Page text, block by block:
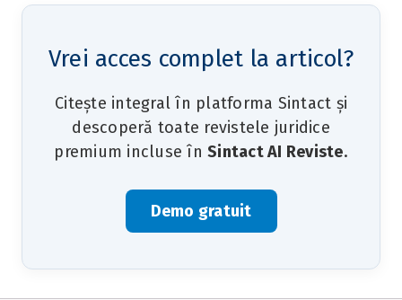
Vrei acces complet la articol?
Citește integral în platforma Sintact și
descoperă toate revistele juridice
premium incluse în Sintact AI Reviste.
Demo gratuit